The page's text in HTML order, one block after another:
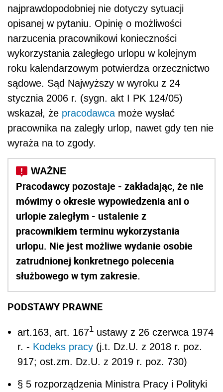
najprawdopodobniej nie dotyczy sytuacji
opisanej w pytaniu. Opinię o możliwości
narzucenia pracownikowi konieczności
wykorzystania zaległego urlopu w kolejnym
roku kalendarzowym potwierdza orzecznictwo
sądowe. Sąd Najwyższy w wyroku z 24
stycznia 2006 r. (sygn. akt I PK 124/05)
wskazał, że pracodawca może wysłać
pracownika na zaległy urlop, nawet gdy ten nie
wyraża na to zgody.
Pracodawcy pozostaje - zakładając, że nie
mówimy o okresie wypowiedzenia ani o
urlopie zaległym - ustalenie z
pracownikiem terminu wykorzystania
urlopu. Nie jest możliwe wydanie osobie
zatrudnionej konkretnego polecenia
służbowego w tym zakresie.
PODSTAWY PRAWNE
art.163, art. 1671 ustawy z 26 czerwca 1974
r. - Kodeks pracy (j.t. Dz.U. z 2018 r. poz.
917; ost.zm. Dz.U. z 2019 r. poz. 730)
§ 5 rozporządzenia Ministra Pracy i Polityki